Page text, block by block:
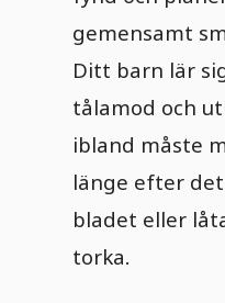
gemensamt
Ditt barn lär
tålamod och
ibland måste
länge efter
bladet eller
torka.